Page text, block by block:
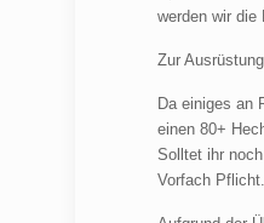
werden wir die
Zur
Da einiges an
einen 80+
Solltet ihr
Vorfach